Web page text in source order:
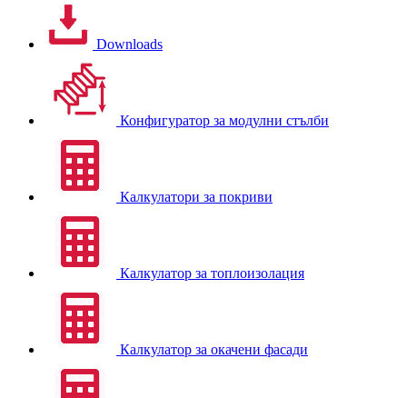
Downloads
Конфигуратор за модулни стълби
Калкулатори за покриви
Калкулатор за топлоизолация
Калкулатор за окачени фасади